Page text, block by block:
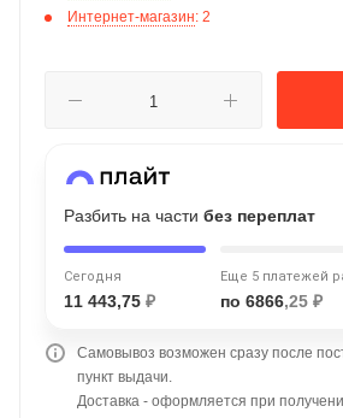
Интернет-магазин: 2
Разбить на части без переплат
Сегодня
11 443,75 ₽
Еще 5 платежей
по 6866,25 ₽
Самовывоз возможен сразу после
пункт выдачи.
Доставка - оформляется при
недели
Остались вопросы?
plait.ru